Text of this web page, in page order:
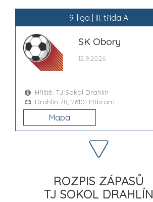
9. liga | III. třída A
SK Obory
12.9.2026
Hřiště: TJ Sokol Drahlín
Drahlín 78, 26101 Příbram
Mapa
ROZPIS ZÁPASŮ
TJ SOKOL DRAHLÍN